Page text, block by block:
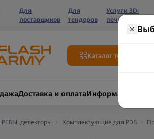
Для
поставщиков
Для
тендеров
Услуги 3D-
печати
Каталог товаров
Доставка и оплатаИнформация
детекторы Комплектующие для РЭБ
×